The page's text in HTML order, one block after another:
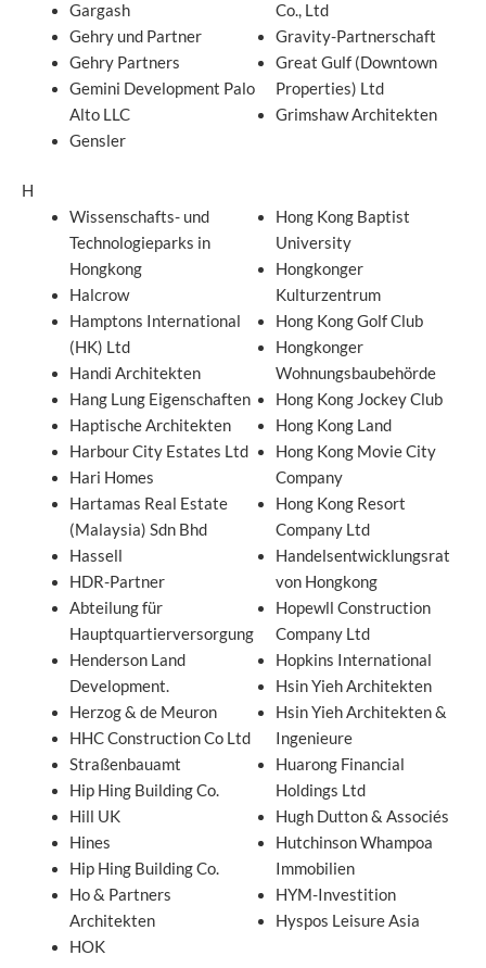
Gargash
Gehry und Partner
Gehry Partners
Gemini Development Palo
Alto LLC
Gensler
Co., Ltd
Gravity-Partnerschaft
Great Gulf (Downtown
Properties) Ltd
Grimshaw Architekten
H
Wissenschafts- und
Technologieparks in
Hongkong
Halcrow
Hamptons International
(HK) Ltd
Handi Architekten
Hang Lung Eigenschaften
Haptische Architekten
Harbour City Estates Ltd
Hari Homes
Hartamas Real Estate
(Malaysia) Sdn Bhd
Hassell
HDR-Partner
Abteilung für
Hauptquartierversorgung
Henderson Land
Development.
Herzog & de Meuron
HHC Construction Co Ltd
Straßenbauamt
Hip Hing Building Co.
Hill UK
Hines
Hip Hing Building Co.
Ho & Partners
Architekten
HOK
Hong Kong Baptist
University
Hongkonger
Kulturzentrum
Hong Kong Golf Club
Hongkonger
Wohnungsbaubehörde
Hong Kong Jockey Club
Hong Kong Land
Hong Kong Movie City
Company
Hong Kong Resort
Company Ltd
Handelsentwicklungsrat
von Hongkong
Hopewll Construction
Company Ltd
Hopkins International
Hsin Yieh Architekten
Hsin Yieh Architekten &
Ingenieure
Huarong Financial
Holdings Ltd
Hugh Dutton & Associés
Hutchinson Whampoa
Immobilien
HYM-Investition
Hyspos Leisure Asia